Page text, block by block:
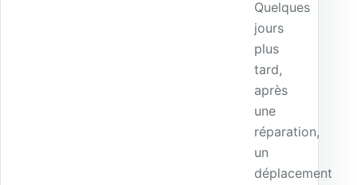
Quelques
jours
plus
tard,
après
une
réparation,
un
déplacement